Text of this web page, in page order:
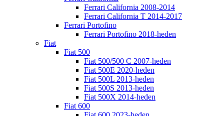
Ferrari California 2008-2014
Ferrari California T 2014-2017
Ferrari Portofino
Ferrari Portofino 2018-heden
Fiat
Fiat 500
Fiat 500/500 C 2007-heden
Fiat 500E 2020-heden
Fiat 500L 2013-heden
Fiat 500S 2013-heden
Fiat 500X 2014-heden
Fiat 600